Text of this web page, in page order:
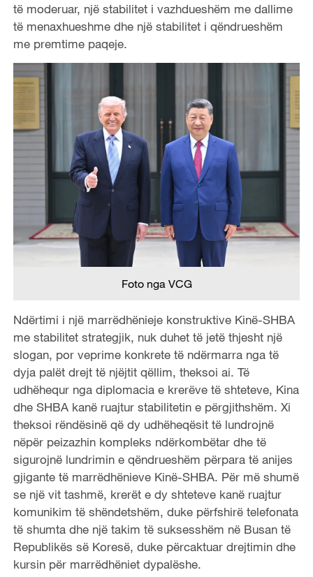
të moderuar, një stabilitet i vazhdueshëm me dallime
të menaxhueshme dhe një stabilitet i qëndrueshëm
me premtime paqeje.
Foto nga VCG
Ndërtimi i një marrëdhënieje konstruktive Kinë-SHBA
me stabilitet strategjik, nuk duhet të jetë thjesht një
slogan, por veprime konkrete të ndërmarra nga të
dyja palët drejt të njëjtit qëllim, theksoi ai. Të
udhëhequr nga diplomacia e krerëve të shteteve, Kina
dhe SHBA kanë ruajtur stabilitetin e përgjithshëm. Xi
theksoi rëndësinë që dy udhëheqësit të lundrojnë
nëpër peizazhin kompleks ndërkombëtar dhe të
sigurojnë lundrimin e qëndrueshëm përpara të anijes
gjigante të marrëdhënieve Kinë-SHBA. Për më shumë
se një vit tashmë, krerët e dy shteteve kanë ruajtur
komunikim të shëndetshëm, duke përfshirë telefonata
të shumta dhe një takim të suksesshëm në Busan të
Republikës së Koresë, duke përcaktuar drejtimin dhe
kursin për marrëdhëniet dypalëshe.